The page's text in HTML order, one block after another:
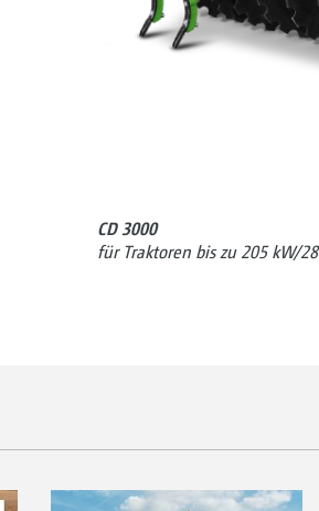
CD 3000
für Traktoren bis zu 205 kW/